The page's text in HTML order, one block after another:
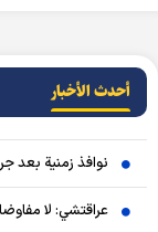
أحدث الأخبار
نوافذ زمنية بعد
عراقتشي: لا